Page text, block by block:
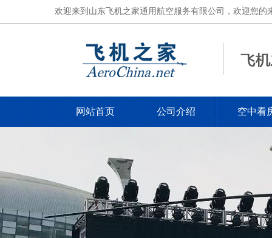
欢迎来到山东飞机之家通用航空服务有限公司，欢迎您的
网站首页 公司介绍 空中看